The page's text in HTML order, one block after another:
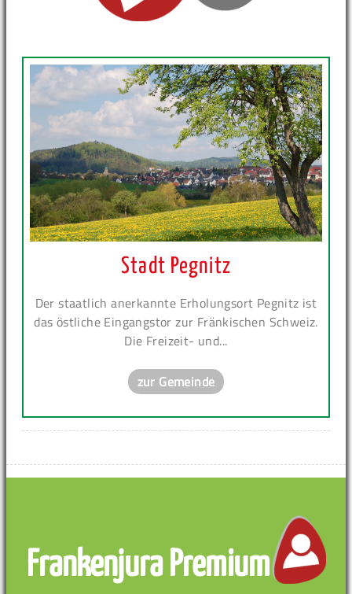
Stadt Pegnitz
Der staatlich anerkannte Erholungsort Pegnitz ist
das östliche Eingangstor zur Fränkischen Schweiz.
Die Freizeit- und...
zur Gemeinde
Frankenjura Premium